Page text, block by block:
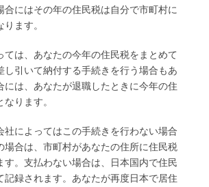
合にはその年の住民税は自分で市町村に
ます。
ては、あなたの今年の住民税をまとめて
し引いて納付する手続きを行う場合もあ
には、あなたが退職したときに今年の住
ります。
社によってはこの手続きを行わない場合
場合は、市町村があなたの住所に住民税
す。支払わない場合は、日本国内で住民
記録されます。あなたが再度日本で居住